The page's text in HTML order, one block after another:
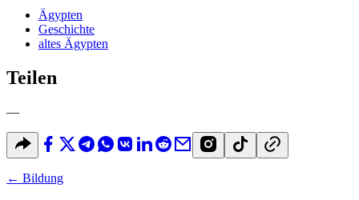
Ägypten
Geschichte
altes Ägypten
Teilen
—
← Bildung